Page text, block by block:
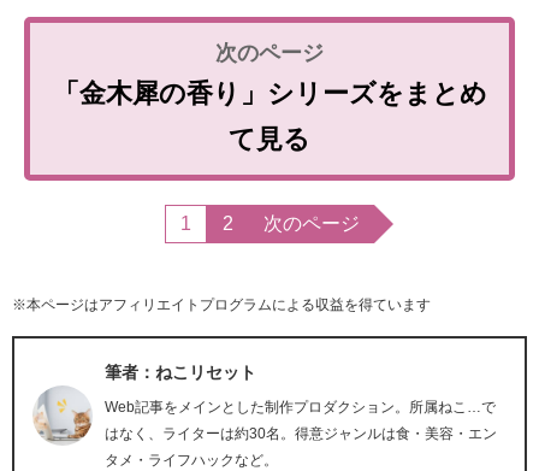
「金木犀の香り」シリーズをまとめ
て見る
1 2 次のページ
※本ページはアフィリエイトプログラムによる収益を得ています
筆者：ねこリセット
Web記事をメインとした制作プロダクション。所属ねこ…で
はなく、ライターは約30名。得意ジャンルは食・美容・エン
タメ・ライフハックなど。